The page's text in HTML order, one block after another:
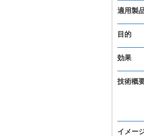
適用製
目的
効果
技術概
イメー